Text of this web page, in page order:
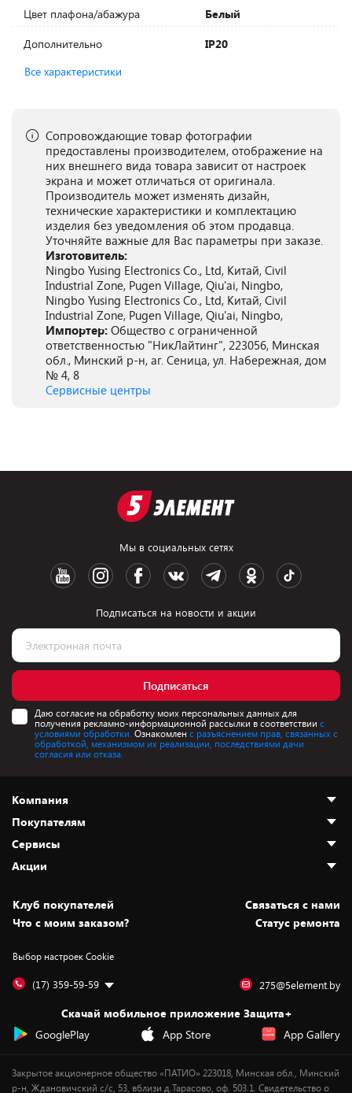
Цвет плафона/абажура
Белый
Дополнительно
IP20
Все характеристики
Сопровождающие товар фотографии
предоставлены производителем, отображение на
них внешнего вида товара зависит от настроек
экрана и может отличаться от оригинала.
Производитель может изменять дизайн,
технические характеристики и комплектацию
изделия без уведомления об этом продавца.
Уточняйте важные для Вас параметры при заказе.
Изготовитель:
Ningbo Yusing Electronics Co., Ltd, Китай, Civil
Industrial Zone, Pugen Village, Qiu'ai, Ningbo,
Ningbo Yusing Electronics Co., Ltd, Китай, Civil
Industrial Zone, Pugen Village, Qiu'ai, Ningbo,
Импортер: Общество с ограниченной
ответственностью "НикЛайтинг", 223056, Минская
обл., Минский р-н, аг. Сеница, ул. Набережная, дом
№ 4, 8
Сервисные центры
Мы в социальных сетях
Подписаться на новости и акции
Подписаться
Даю согласие на обработку моих персональных данных для
получения рекламно-информационной рассылки в соответствии с
условиями обработки. Ознакомлен с разъяснением прав, связанных с
обработкой, механизмом их реализации, последствиями дачи
согласия или отказа.
Компания
О нас
Адреса магазинов
Новости
Статьи и обзоры
Вакансии
Дай пять добру!
Покупателям
Как сделать заказ
Оплата и доставка
Безналичный расчёт
Обмен и возврат товара
Обработка персональных данных
Подарочные карты
Сервисы
Установка техники
Для игровых консолей
Для мобильных устройств
Для компьютеров
Сервисные центры
Акции
Скидки и промокоды
Белорусские товары
Бонусы
Оплата частями
Уценка
Клуб покупателей
Cвязаться с нами
Что с моим заказом?
Статус ремонта
Выбор настроек Cookie
(17) 359-59-59 275@5element.by
Скачай мобильное приложение Защита+
GooglePlay
App Store App Gallery
Закрытое акционерное общество «ПАТИО» 223018, Минская обл., Минский
р-н, Ждановичский с/с, 53, вблизи д.Тарасово, оф. 503.1. Свидетельство о